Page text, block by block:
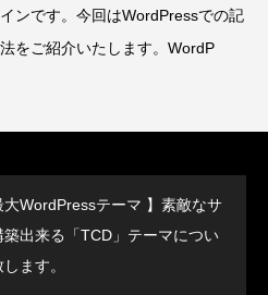
】素敵なサイ
について紹
方法
ンです。今回はWordPressでの記
をご紹介いたします。WordP
大WordPressテーマ 】素敵なサ
築出来る「TCD」テーマについ
ます。